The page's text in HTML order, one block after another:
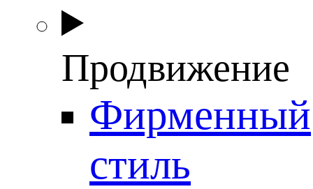
Продвижение
Фирменный
стиль